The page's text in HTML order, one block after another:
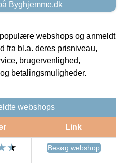
Byghjemme.dk
webshops og anmeldt
fra bl.a. deres prisniveau,
brugervenlighed,
betalingsmuligheder.
webshops
Link
Besøg webshop